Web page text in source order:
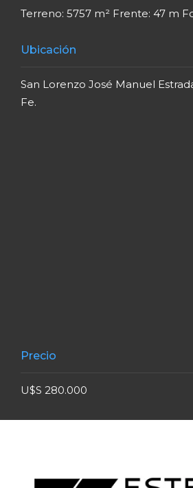
Terreno: 5757 m² Frente: 47 m
Ubicación
San Lorenzo José Manuel
Fe.
Precio
U$S 280.000